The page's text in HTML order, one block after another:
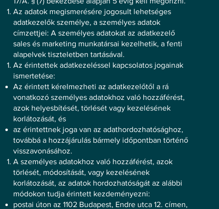
Az adatok megismerésére jogosult lehetséges
adatkezelők személye, a személyes adatok
címzettjei: A személyes adatokat az adatkezelő
sales és marketing munkatársai kezelhetik, a fenti
alapelvek tiszteletben tartásával.
Az érintettek adatkezeléssel kapcsolatos jogainak
ismertetése:
Az érintett kérelmezheti az adatkezelőtől a rá
vonatkozó személyes adatokhoz való hozzáférést,
azok helyesbítését, törlését vagy kezelésének
korlátozását, és
az érintettnek joga van az adathordozhatósághoz,
továbbá a hozzájárulás bármely időpontban történő
visszavonásához.
A személyes adatokhoz való hozzáférést, azok
törlését, módosítását, vagy kezelésének
korlátozását, az adatok hordozhatóságát az alábbi
módokon tudja érintett kezdeményezni:
postai úton az 1102 Budapest, Endre utca 12. címen,